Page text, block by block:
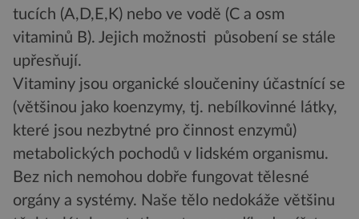
tucích (A,D,E,K) nebo ve vodě (C a osm
vitaminů B). Jejich možnosti působení se stále
upřesňují.
Vitaminy jsou organické sloučeniny účastnící se
(většinou jako koenzymy, tj. nebílkovinné látky,
které jsou nezbytné pro činnost enzymů)
metabolických pochodů v lidském organismu.
Bez nich nemohou dobře fungovat tělesné
orgány a systémy. Naše tělo nedokáže většinu